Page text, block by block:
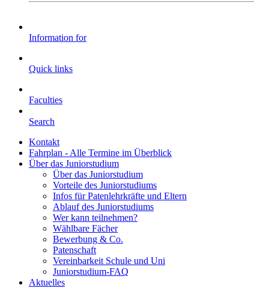
Information for
Quick links
Faculties
Search
Kontakt
Fahrplan - Alle Termine im Überblick
Über das Juniorstudium
Über das Juniorstudium
Vorteile des Juniorstudiums
Infos für Patenlehrkräfte und Eltern
Ablauf des Juniorstudiums
Wer kann teilnehmen?
Wählbare Fächer
Bewerbung & Co.
Patenschaft
Vereinbarkeit Schule und Uni
Juniorstudium-FAQ
Aktuelles